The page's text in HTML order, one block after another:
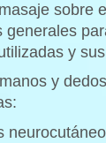
sobre
generales
y
y